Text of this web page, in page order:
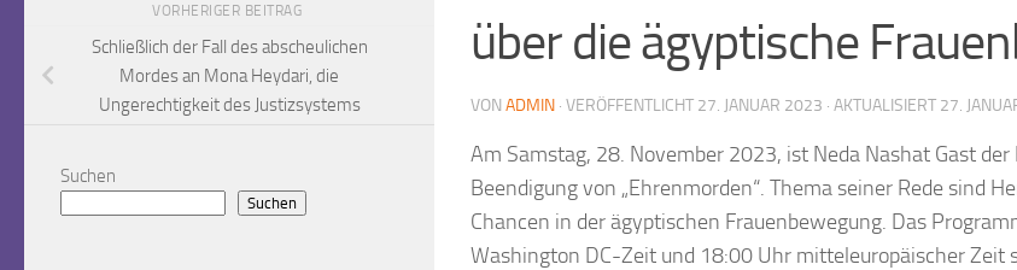
über die ägyptische
VON ADMIN · VERÖFFENTLICHT 27. JANUAR 2023 · AKTUALISIERT 27.
Am Samstag, 28. November 2023, ist Neda Nashat Gast der
Beendigung von „Ehrenmorden“. Thema seiner Rede sind
Chancen in der ägyptischen Frauenbewegung. Das
Washington DC-Zeit und 18:00 Uhr mitteleuropäischer Zeit
VORHERIGER BEITRAG
Schließlich der Fall des abscheulichen
Mordes an Mona Heydari, die
Ungerechtigkeit des Justizsystems
Suchen
Suchen